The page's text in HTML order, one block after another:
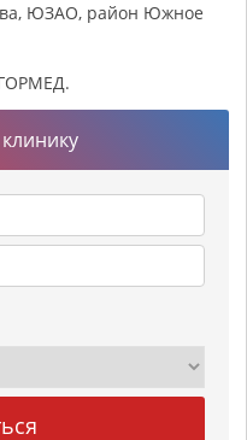
ЮЗАО, район Южное